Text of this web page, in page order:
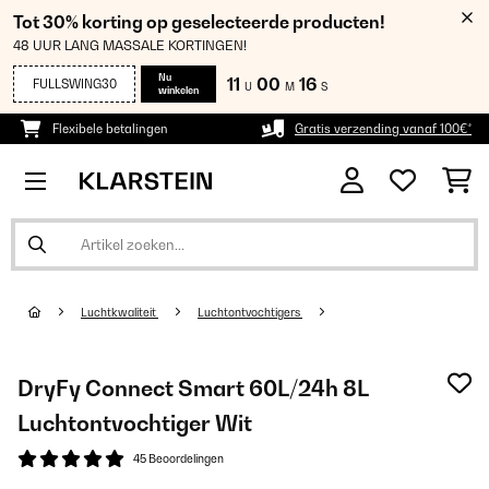
Tot 30% korting op geselecteerde producten!
48 UUR LANG MASSALE KORTINGEN!
FULLSWING30
Nu
winkelen
11 U 00 M 15 S
Flexibele betalingen Gratis verzending vanaf 100€*
Luchtkwaliteit Luchtontvochtigers
DryFy Connect Smart 60L/24h 8L
Luchtontvochtiger Wit
45 Beoordelingen